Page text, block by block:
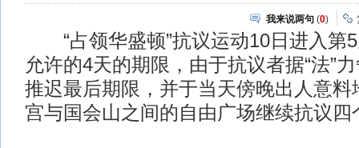
我来说两句 (0)
“占领华盛顿”抗议运动10日进入第5
允许的4天的期限，由于抗议者据“法”
推迟最后期限，并于当天傍晚出人意料
宫与国会山之间的自由广场继续抗议四